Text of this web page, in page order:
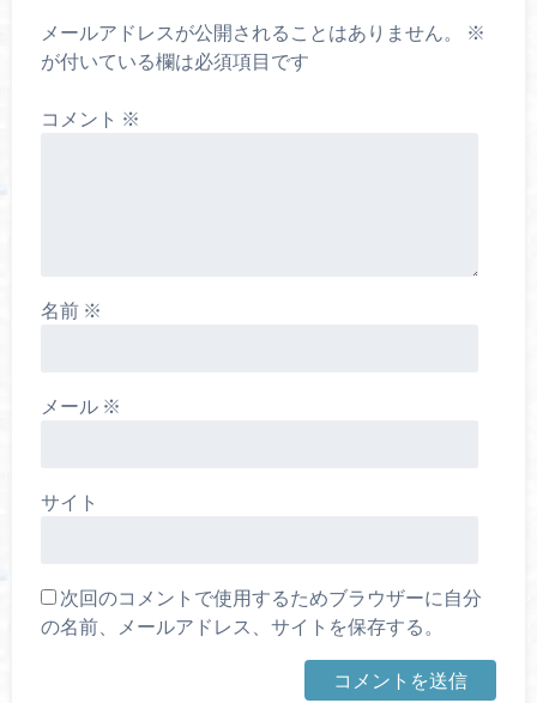
メールアドレスが公開されることはありません。
※
が付いている欄は必須項目です
コメント ※
名前 ※
メール ※
サイト
次回のコメントで使用するためブラウザーに自分
の名前、メールアドレス、サイトを保存する。